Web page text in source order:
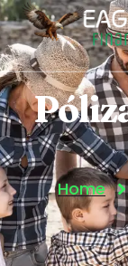
contenido
Home